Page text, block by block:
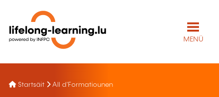
MENÜ
Startsäit All d'Formatiounen